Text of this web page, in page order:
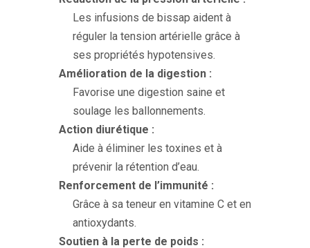
Les infusions de bissap aident à
réguler la tension artérielle grâce à
ses propriétés hypotensives.
Amélioration de la digestion :
Favorise une digestion saine et
soulage les ballonnements.
Action diurétique :
Aide à éliminer les toxines et à
prévenir la rétention d’eau.
Renforcement de l’immunité :
Grâce à sa teneur en vitamine C et en
antioxydants.
Soutien à la perte de poids :